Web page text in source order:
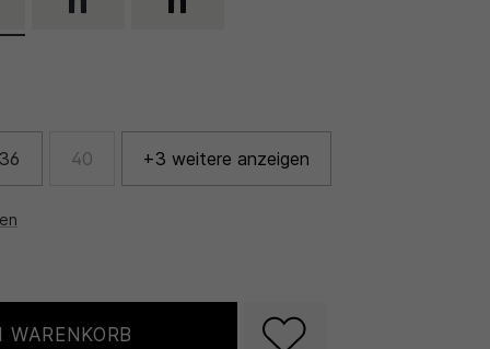
36 40 +3 weitere anzeigen
WARENKORB